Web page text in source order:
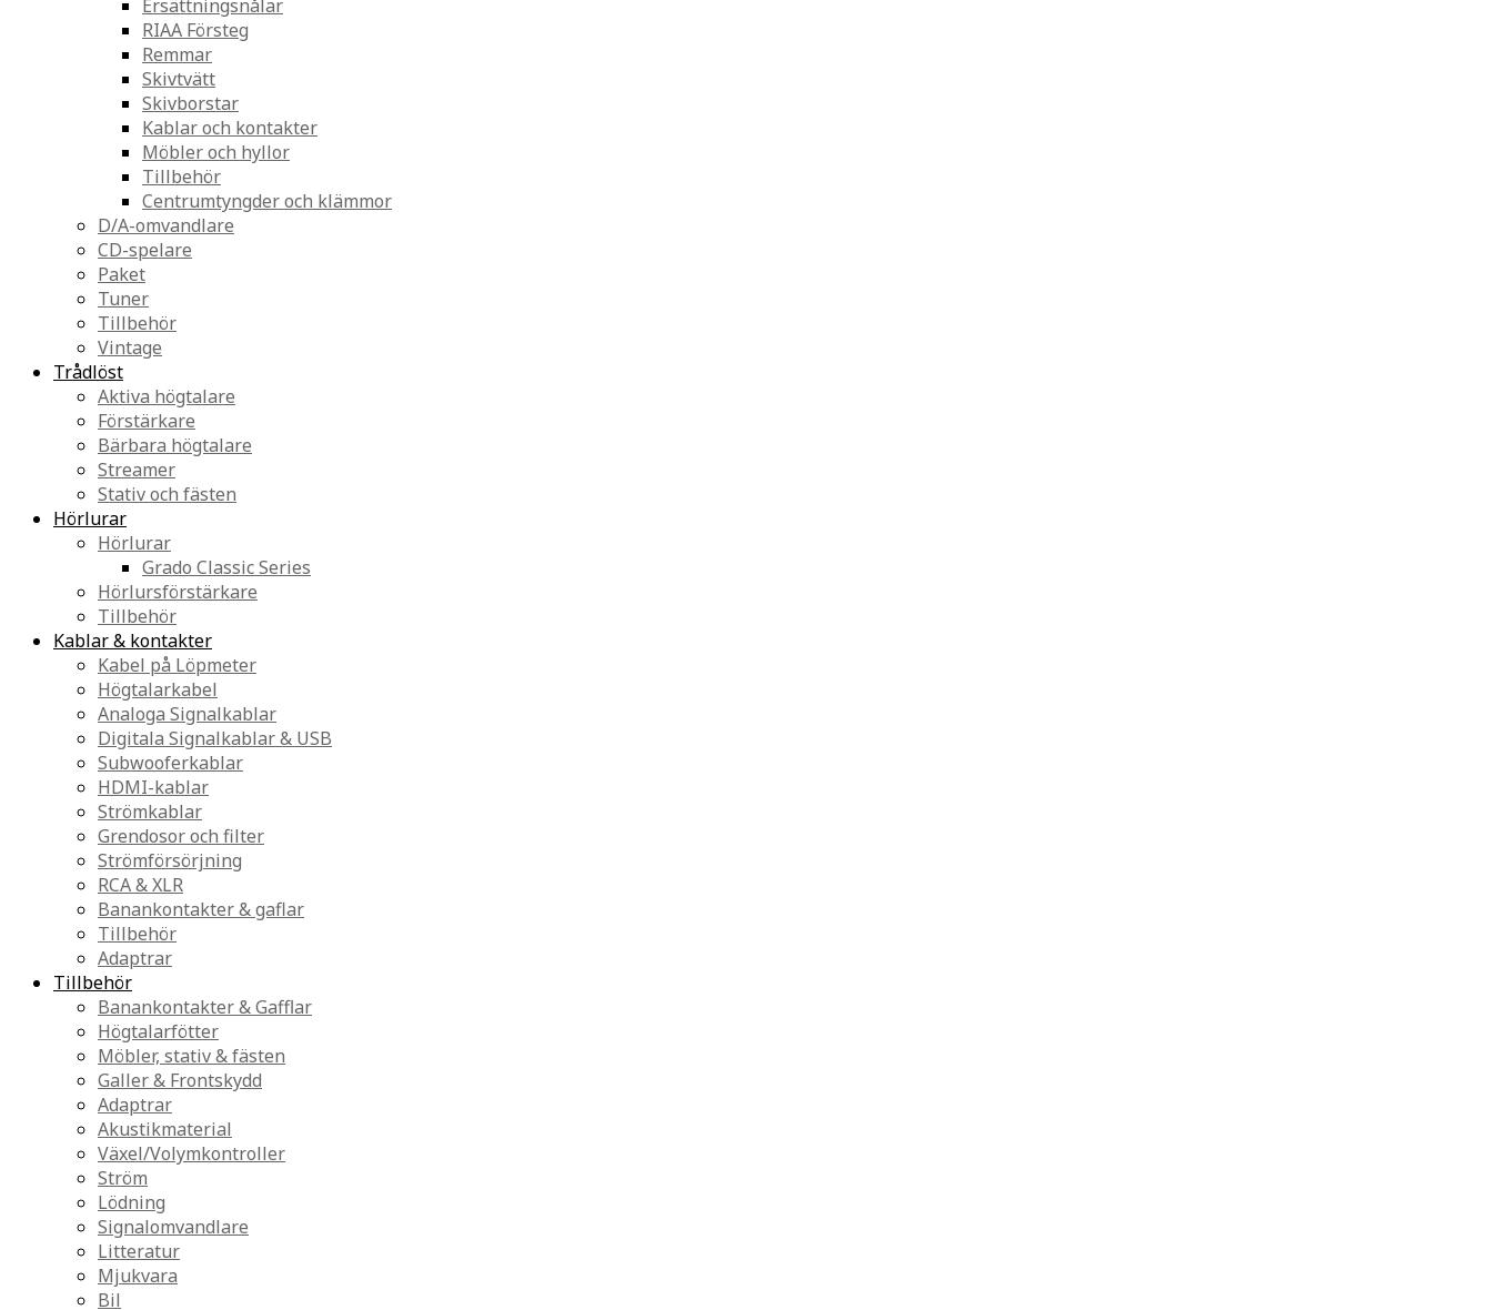
Ersättningsnålar
RIAA Försteg
Remmar
Skivtvätt
Skivborstar
Kablar och kontakter
Möbler och hyllor
Tillbehör
Centrumtyngder och klämmor
D/A-omvandlare
CD-spelare
Paket
Tuner
Tillbehör
Vintage
Trådlöst
Aktiva högtalare
Förstärkare
Bärbara högtalare
Streamer
Stativ och fästen
Hörlurar
Hörlurar
Grado Classic Series
Hörlursförstärkare
Tillbehör
Kablar & kontakter
Kabel på Löpmeter
Högtalarkabel
Analoga Signalkablar
Digitala Signalkablar & USB
Subwooferkablar
HDMI-kablar
Strömkablar
Grendosor och filter
Strömförsörjning
RCA & XLR
Banankontakter & gaflar
Tillbehör
Adaptrar
Tillbehör
Banankontakter & Gafflar
Högtalarfötter
Möbler, stativ & fästen
Galler & Frontskydd
Adaptrar
Akustikmaterial
Växel/Volymkontroller
Ström
Lödning
Signalomvandlare
Litteratur
Mjukvara
Bil